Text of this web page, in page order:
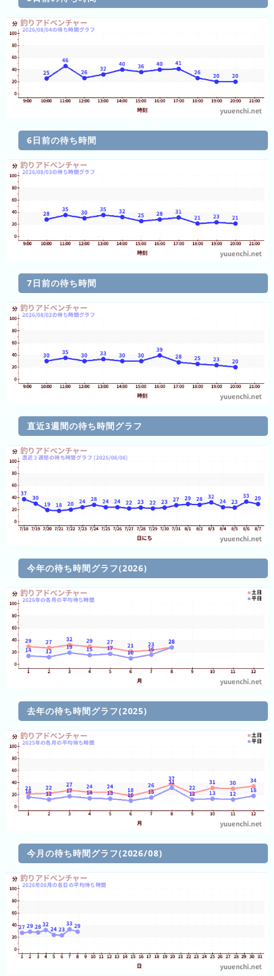
キ
年
ン
ン
の
キ
ン
グ
ち
間
グ
ラ
フ
日
れ
ま
で
の
グ
フ
直
近
３
週
日
前
日
前
3
4
5
前
日
前
7
6日前の待ち時間
7日前の待ち時間
直近3週間の待ち時間グラフ
今年の待ち時間グラフ(2026)
去年の待ち時間グラフ(2025)
今月の待ち時間グラフ(2026/08)